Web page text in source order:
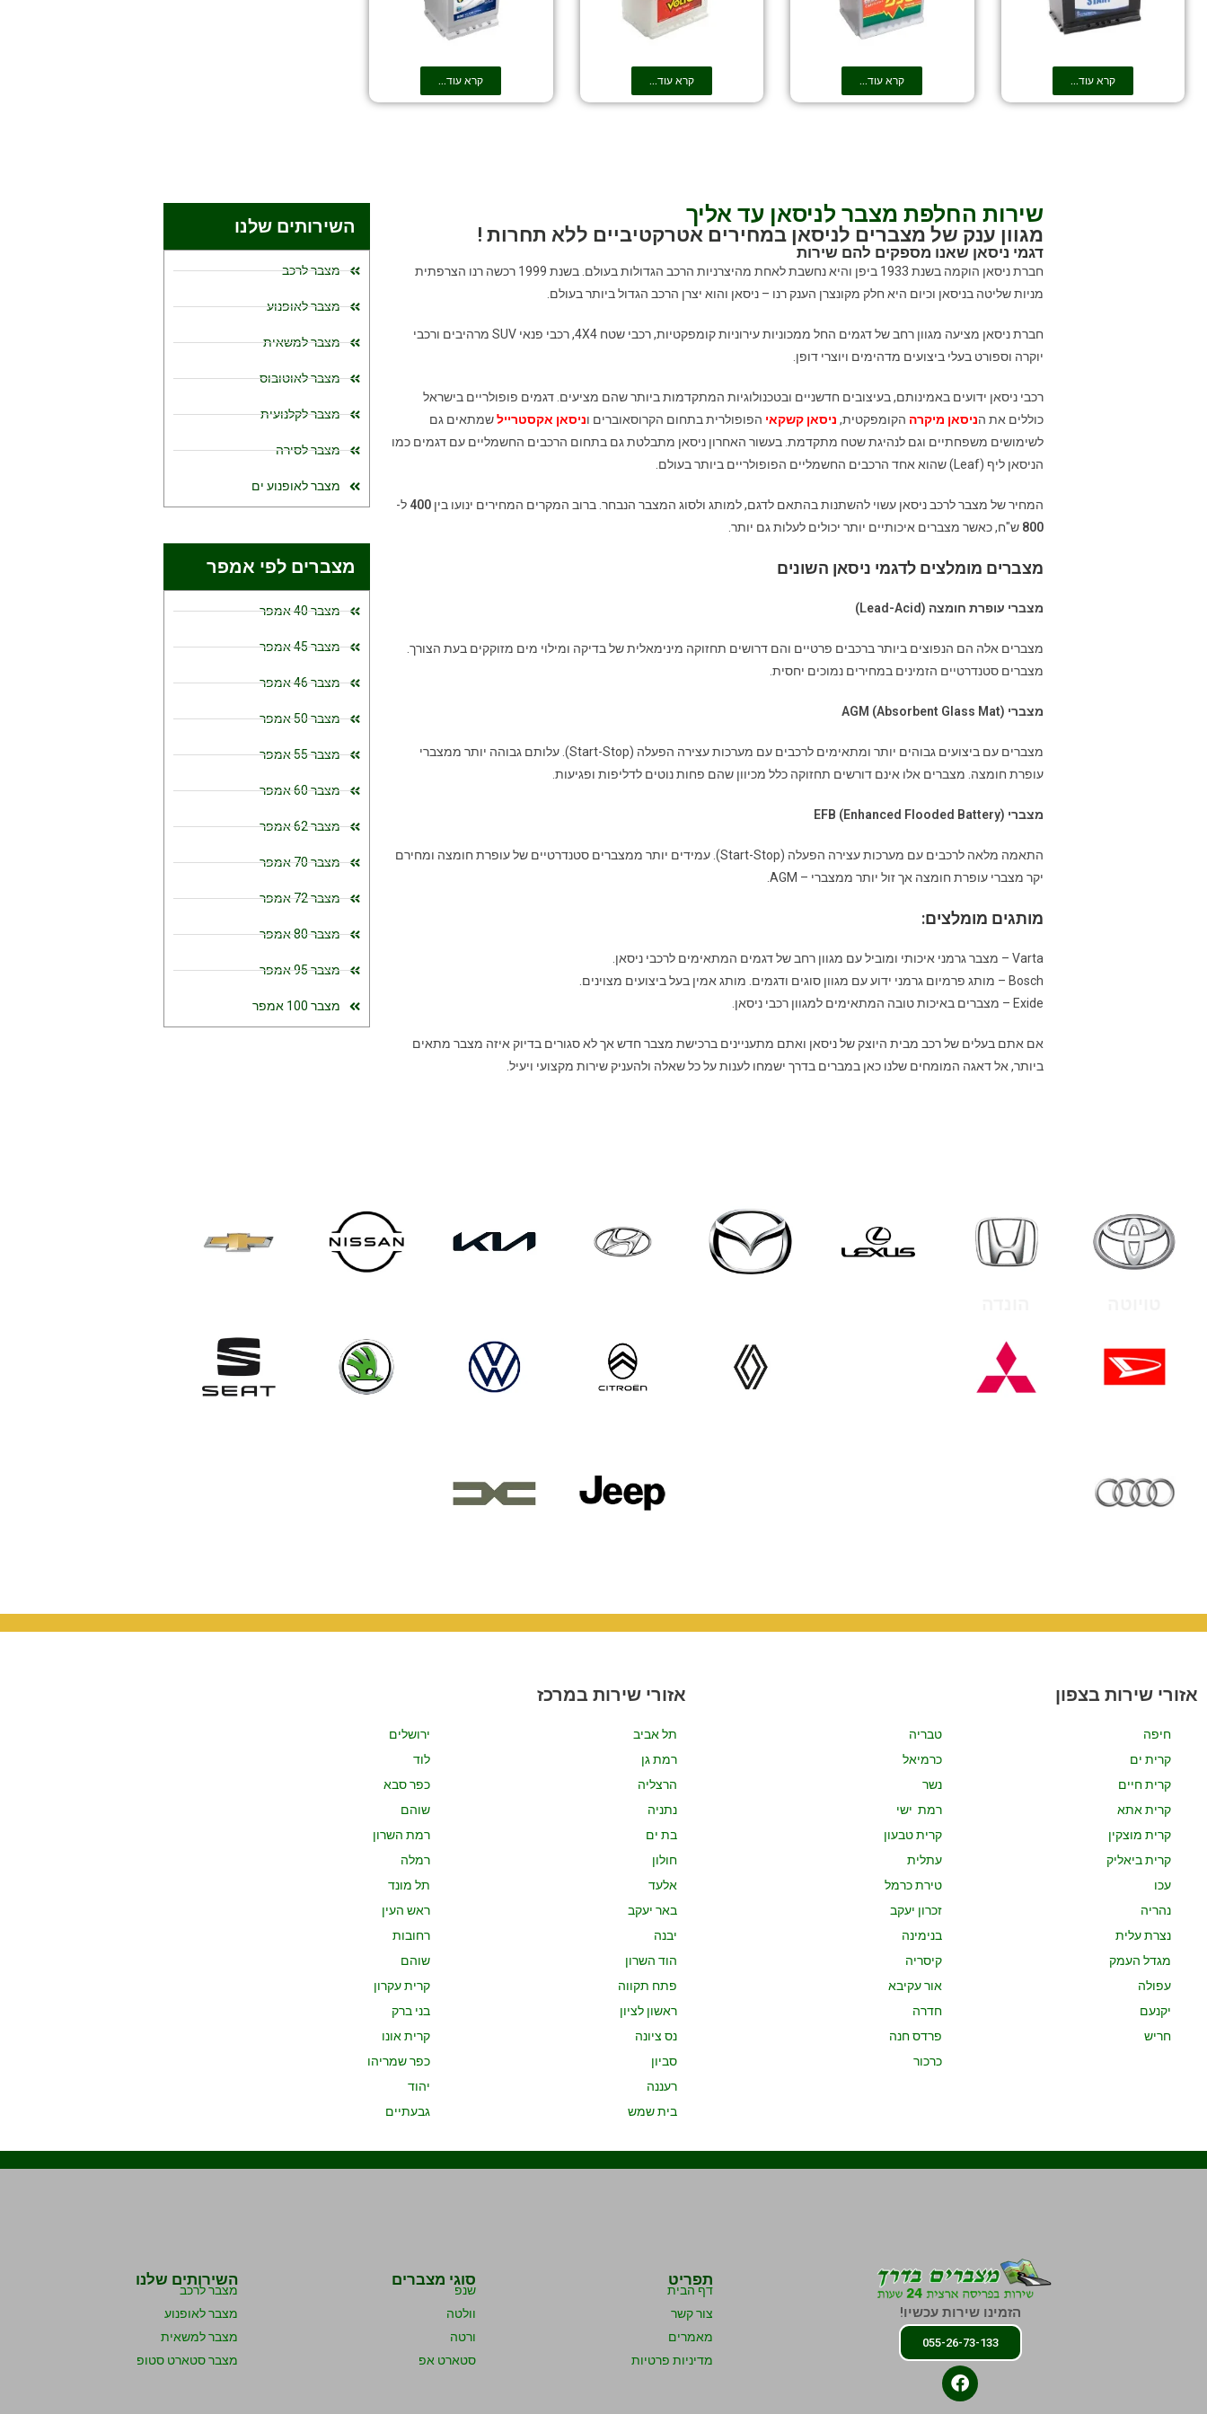
קרא עוד... קרא עוד... קרא עוד... קרא עוד...
שירות החלפת מצבר לניסאן עד אליך
מגוון ענק של מצברים לניסאן במחירים אטרקטיביים ללא תחרות !
דגמי ניסאן שאנו מספקים להם שירות
חברת ניסאן הוקמה בשנת 1933 ביפן והיא נחשבת לאחת מהיצרניות הרכב הגדולות בעולם. בשנת 1999 רכשה רנו הצרפתית
מניות שליטה בניסאן וכיום היא חלק מקונצרן הענק רנו – ניסאן והוא יצרן הרכב הגדול ביותר בעולם.
חברת ניסאן מציעה מגוון רחב של דגמים החל ממכוניות עירוניות קומפקטיות, רכבי שטח 4X4, רכבי פנאי SUV מרהיבים ורכבי
יוקרה וספורט בעלי ביצועים מדהימים ויוצרי דופן.
רכבי ניסאן ידועים באמינותם, בעיצובים חדשניים ובטכנולוגיות המתקדמות ביותר שהם מציעים. דגמים פופולריים בישראל
כוללים את הניסאן מיקרה הקומפקטית, ניסאן קשקאי הפופולרית בתחום הקרוסאוברים וניסאן אקסטריילשמתאים גם
לשימושים משפחתיים וגם לנהיגת שטח מתקדמת. בעשור האחרון ניסאן מתבלטת גם בתחום הרכבים החשמליים עם דגמים כמו
הניסאן ליף (Leaf) שהוא אחד הרכבים החשמליים הפופולריים ביותר בעולם.
המחיר של מצבר לרכב ניסאן עשוי להשתנות בהתאם לדגם, למותג ולסוג המצבר הנבחר. ברוב המקרים המחירים ינועו בין 400 ל-
800 ש"ח, כאשר מצברים איכותיים יותר יכולים לעלות גם יותר.
מצברים מומלצים לדגמי ניסאן השונים
מצברי עופרת חומצה (Lead-Acid)
מצברים אלה הם הנפוצים ביותר ברכבים פרטיים והם דרושים תחזוקה מינימאלית של בדיקה ומילוי מים מזוקקים בעת הצורך.
מצברים סטנדרטיים הזמינים במחירים נמוכים יחסית.
מצברי AGM (Absorbent Glass Mat)
מצברים עם ביצועים גבוהים יותר ומתאימים לרכבים עם מערכות עצירה הפעלה (Start-Stop). עלותם גבוהה יותר ממצברי
עופרת חומצה. מצברים אלו אינם דורשים תחזוקה כלל מכיוון שהם פחות נוטים לדליפות ופגיעות.
מצברי EFB (Enhanced Flooded Battery)
התאמה מלאה לרכבים עם מערכות עצירה הפעלה (Start-Stop). עמידים יותר ממצברים סטנדרטיים של עופרת חומצה ומחירם
יקר מצברי עופרת חומצה אך זול יותר ממצברי – AGM.
מותגים מומלצים:
Varta – מצבר גרמני איכותי ומוביל עם מגוון רחב של דגמים המתאימים לרכבי ניסאן.
Bosch – מותג פרמיום גרמני ידוע עם מגוון סוגים ודגמים. מותג אמין בעל ביצועים מצוינים.
Exide – מצברים באיכות טובה המתאימים למגוון רכבי ניסאן.
אם אתם בעלים של רכב מבית היוצק של ניסאן ואתם מתעניינים ברכישת מצבר חדש אך לא סגורים בדיוק איזה מצבר מתאים
ביותר, אל דאגה המומחים שלנו כאן במברים בדרך ישמחו לענות על כל שאלה ולהעניק שירות מקצועי ויעיל.
השירותים שלנו
מצבר לרכב
מצבר לאופנוע
מצבר למשאית
מצבר לאוטובוס
מצבר לקלנועית
מצבר לסירה
מצבר לאופנוע ים
מצברים לפי אמפר
מצבר 40 אמפר
מצבר 45 אמפר
מצבר 46 אמפר
מצבר 50 אמפר
מצבר 55 אמפר
מצבר 60 אמפר
מצבר 62 אמפר
מצבר 70 אמפר
מצבר 72 אמפר
מצבר 80 אמפר
מצבר 95 אמפר
מצבר 100 אמפר
אזורי שירות בצפון
חיפה
קרית ים
קרית חיים
קרית אתא
קרית מוצקין
קרית ביאליק
עכו
נהריה
נצרת עלית
מגדל העמק
עפולה
יקנעם
חריש
טבריה
כרמיאל
נשר
רמת ישי
קרית טבעון
עתלית
טירת כרמל
זכרון יעקב
בנימינה
קיסריה
אור עקיבא
חדרה
פרדס חנה
כרכור
אזורי שירות במרכז
תל אביב
רמת גן
הרצליה
נתניה
בת ים
חולון
אלעד
באר יעקב
יבנה
הוד השרון
פתח תקווה
ראשון לציון
נס ציונה
סביון
רעננה
בית שמש
ירושלים
לוד
כפר סבא
שוהם
רמת השרון
רמלה
תל מונד
ראש העין
רחובות
שוהם
קרית עקרון
בני ברק
קרית אונו
כפר שמריהו
יהוד
גבעתיים
הזמינו שירות עכשיו!
055-26-73-133
תפריט
דף הבית
צור קשר
מאמרים
מדיניות פרטיות
סוגי מצברים
שנפ
וולטה
ורטה
סטארט אפ
השירותים שלנו
מצבר לרכב
מצבר לאופנוע
מצבר למשאית
מצבר סטארט סטופ